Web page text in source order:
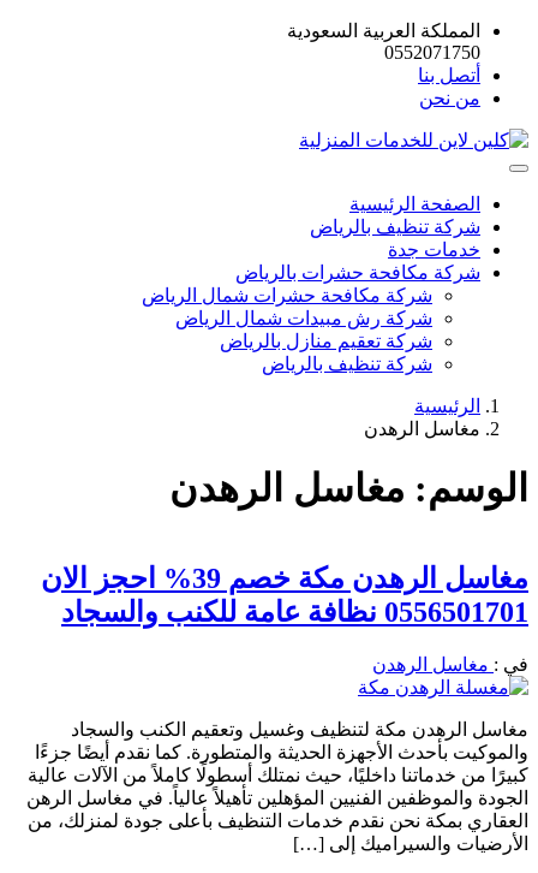
المملكة العربية السعودية
0552071750
أتصل بنا
من نحن
الصفحة الرئيسية
شركة تنظيف بالرياض
خدمات جدة
شركة مكافحة حشرات بالرياض
شركة مكافحة حشرات شمال الرياض
شركة رش مبيدات شمال الرياض
شركة تعقيم منازل بالرياض
شركة تنظيف بالرياض
الرئيسية
مغاسل الرهدن
الوسم: مغاسل الرهدن
مغاسل الرهدن مكة خصم 39% احجز الان
0556501701 نظافة عامة للكنب والسجاد
في : مغاسل الرهدن
مغاسل الرهدن مكة لتنظيف وغسيل وتعقيم الكنب والسجاد
والموكيت بأحدث الأجهزة الحديثة والمتطورة. كما نقدم أيضًا جزءًا
كبيرًا من خدماتنا داخليًا، حيث نمتلك أسطولًا كاملاً من الآلات عالية
الجودة والموظفين الفنيين المؤهلين تأهيلاً عالياً. في مغاسل الرهن
العقاري بمكة نحن نقدم خدمات التنظيف بأعلى جودة لمنزلك، من
الأرضيات والسيراميك إلى […]